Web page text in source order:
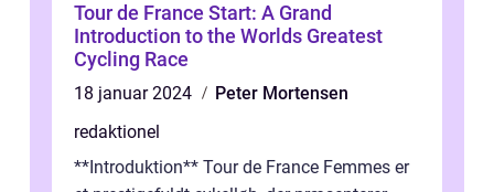
Tour de France Start: A Grand
Introduction to the Worlds Greatest
Cycling Race
18 januar 2024
Peter Mortensen
redaktionel
**Introduktion** Tour de France Femmes er